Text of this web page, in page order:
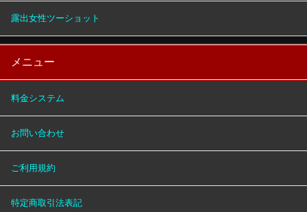
露出女性ツーショット
メニュー
料金システム
お問い合わせ
ご利用規約
特定商取引法表記